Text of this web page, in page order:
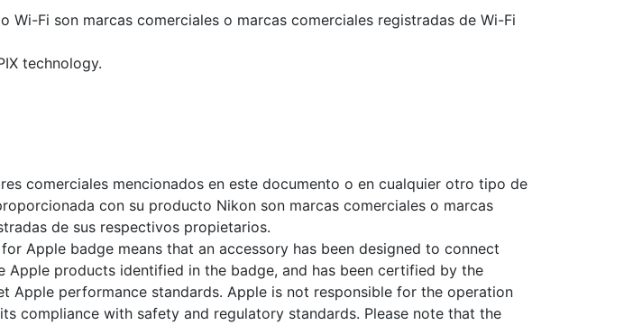
Wi-Fi son marcas comerciales o marcas comerciales registradas de Wi-Fi
technology.
comerciales mencionados en este documento o en cualquier otro tipo de
con su producto Nikon son marcas comerciales o marcas
de sus respectivos propietarios.
Apple badge means that an accessory has been designed to connect
Apple products identified in the badge, and has been certified by the
Apple performance standards. Apple is not responsible for the operation
compliance with safety and regulatory standards. Please note that the